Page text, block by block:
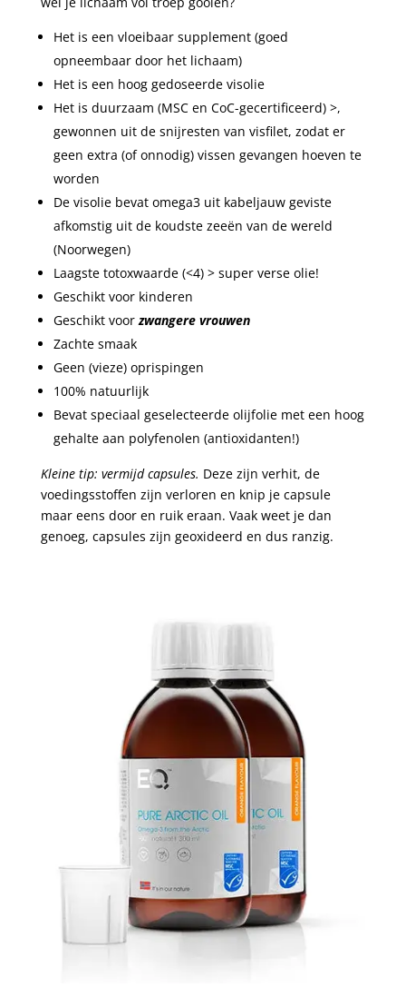
Het is een vloeibaar supplement (goed
opneembaar door het lichaam)
Het is een hoog gedoseerde visolie
Het is duurzaam (MSC en CoC-gecertificeerd) >,
gewonnen uit de snijresten van visfilet, zodat er
geen extra (of onnodig) vissen gevangen hoeven te
worden
De visolie bevat omega3 uit kabeljauw geviste
afkomstig uit de koudste zeeën van de wereld
(Noorwegen)
Laagste totoxwaarde (<4) > super verse olie!
Geschikt voor kinderen
Geschikt voor zwangere vrouwen
Zachte smaak
Geen (vieze) oprispingen
100% natuurlijk
Bevat speciaal geselecteerde olijfolie met een hoog
gehalte aan polyfenolen (antioxidanten!)
Kleine tip: vermijd capsules. Deze zijn verhit, de
voedingsstoffen zijn verloren en knip je capsule
maar eens door en ruik eraan. Vaak weet je dan
genoeg, capsules zijn geoxideerd en dus ranzig.